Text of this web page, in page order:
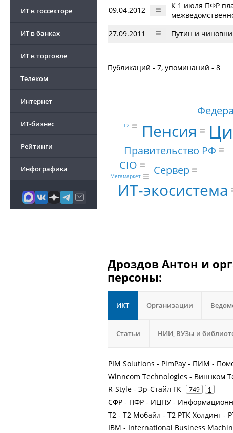
ИТ в госсекторе
ИТ в банках
ИТ в торговле
Телеком
Интернет
ИТ-бизнес
Рейтинги
Инфографика
09.04.2012
К 1 июля ПФР
27.09.2011 Путин и
Публикаций - 7, упоминаний - 8
ИТ-экосистема
Пенсия
Правительство РФ
Сервер
CIO
Т2
Мегамаркет
Дроздов Антон и
персоны:
ИКТ Организации
Статьи НИИ, ВУЗы и
PIM Solutions - PimPay - ПИМ -
Winncom Technologies - Виннком
R-Style - Эр-Стайл ГК 749 1
СФР - ПФР - ИЦПУ -
Т2 - Т2 Мобайл - Т2 РТК Холдинг -
IBM - International Business